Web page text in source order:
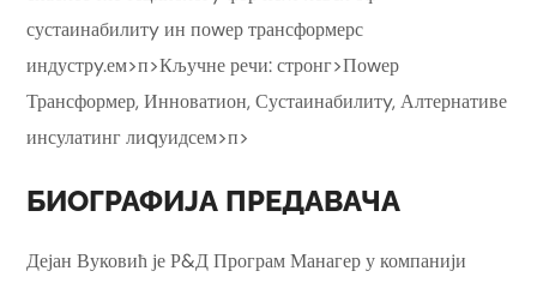
сустаинабилитy ин поwер трансформерс
индустрy.ем>п>Кључне речи: стронг>Поwер
Трансформер, Инноватион, Сустаинабилитy, Алтернативе
инсулатинг лиqуидсем>п>
БИОГРАФИЈА ПРЕДАВАЧА
Дејан Вуковић је Р&Д Програм Манагер у компанији